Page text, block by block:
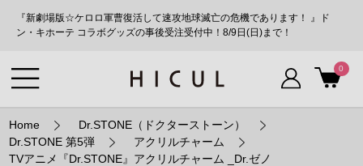
『新劇場版☆ケロロ軍曹復活して速攻地球滅亡の危機であります！ 』ド
ン・キホーテ コラボグッズの事後受注受付中！8/9日(日)まで！
0
Home
Dr.STONE（ドクターストーン）
Dr.STONE 第5弾
アクリルチャーム
TVアニメ『Dr.STONE』アクリルチャーム _Dr.ゼノ